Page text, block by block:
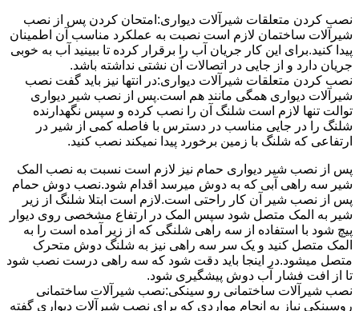
نصب کردن متعلقات شیرآلات دیواری:امتحان کردن پس از نصب
شیرآلات ساختمان لازم است نصبت به عملکرد مناسب آن اطمینان
پیدا کنید.برای این کار جریان آب را برقرار کرده تا ببینید آب به خوبی
جریان دارد و از جایی در اتصالات آن نشتی نداشته باشد.
نصب کردن متعلقات شیرآلات دیواری:در انتها نیز باید گفت نصب
شیرآلات دیواری همگی مانند هم است.پس از نصب شیر دیواری
توالت تنها لازم است شلنگ آن را نصب کرده و سپس نگهدارنده
شلنگ را در جایی مناسب در دسترس با فاصله کمی از شیر در
ارتفاعی که شلنگ با زمین برخورد پیدا نمیکند نصب کنید.
پس از نصب شیر دیواری حمام نیز لازم است نسبت به نصب المک
شیر سه راهی آبی که به دوش میرسد اقدام شود.نصب دوش حمام
پس از نصب شیر آن کار راحتی است.لازم است ابتلا شلنگ از زیر
شیر به المک متصل شود سپس المک در ارتفاع مشخصی روی دیوار
پیچ شود با استفاده از سه راهی شلنگی که از زیر آمده است را به
المک متصل کنید و یک سر سه راهی نیز به شلنگ دوش متحرک
متصل میشود.در اینجا باید دقت شود که سه راهی درست نصب شود
تا از افت فشار آب دوش پیشگیری شود.
نصب شیرآلات ساختمانی رو سینکی:نصب شیرآلات ساختمانی
روسینکی نیاز به انجام مواردی که برای نصب شیرآلات دیواری گفته